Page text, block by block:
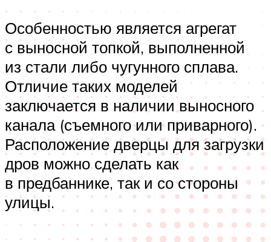
Особенностью является агрегат
с выносной топкой, выполненной
из стали либо чугунного сплава.
Отличие таких моделей
заключается в наличии выносного
канала (съемного или приварного).
Расположение дверцы для загрузки
дров можно сделать как
в предбаннике, так и со стороны
улицы.